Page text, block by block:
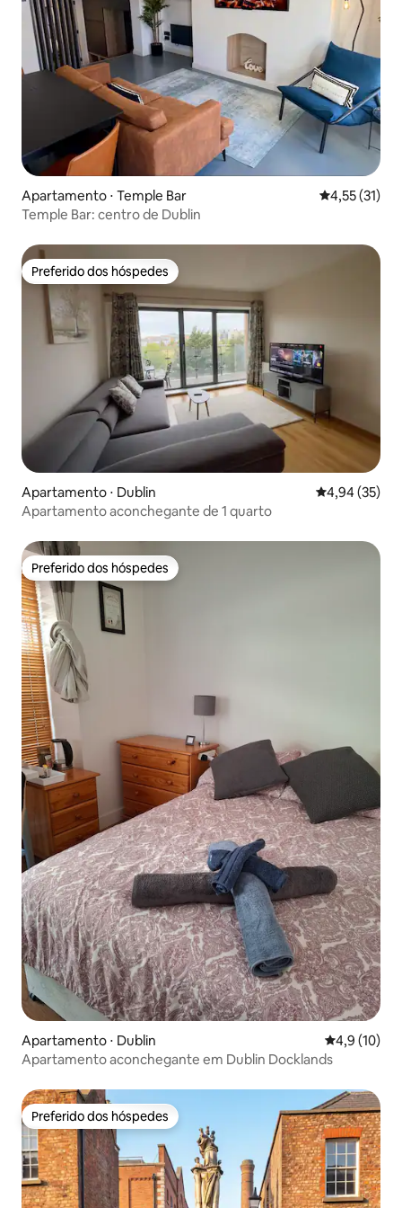
Apartamento ⋅ Temple Bar 4,55 de uma
4,55 (31)
Temple Bar: centro de Dublin
Preferido dos hóspedes
Preferido dos hóspedes
Apartamento ⋅ Dublin 4,94 de uma
4,94 (35)
Apartamento aconchegante de 1 quarto
Preferido dos hóspedes
Preferido dos hóspedes
Apartamento ⋅ Dublin 4,9 de uma
4,9 (10)
Apartamento aconchegante em Dublin Docklands
Preferido dos hóspedes
Preferido dos hóspedes